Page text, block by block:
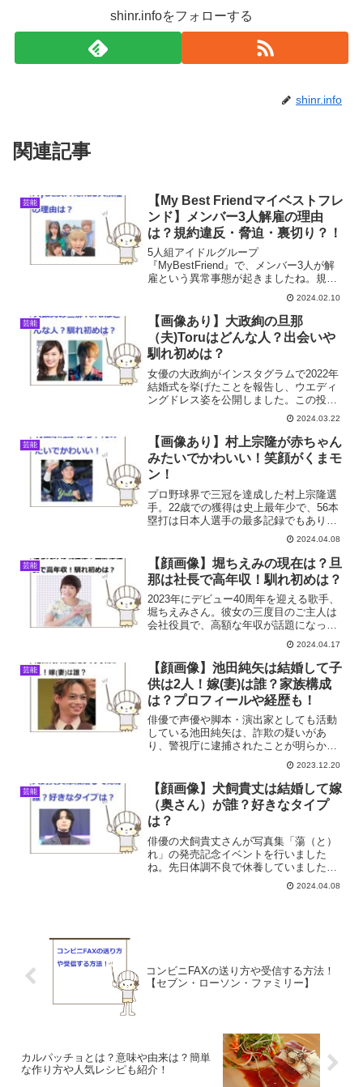
shinr.infoをフォローする
shinr.info
関連記事
芸能
【My Best Friendマイベストフレ
ンド】メンバー3人解雇の理由
は？規約違反・脅迫・裏切り？！
5人組アイドルグループ
『MyBestFriend』で、メンバー3人が解
雇という異常事態が起きましたね。規約
違反・脅迫・裏切りと衝撃的なもの。今
回はMyBestFriendメンバー3人解雇の本
当の理由について調べました。
2024.02.10
芸能
【画像あり】大政絢の旦那
（夫)Toruはどんな人？出会いや
馴れ初めは？
女優の大政絢がインスタグラムで2022年
結婚式を挙げたことを報告し、ウエディ
ングドレス姿を公開しました。この投稿
をInstagramで見るMorita(@ifitriarara)がシ
ェアした投稿大政絢の旦那（夫)Toruはど
んな人？出会いや...
2024.03.22
芸能
【画像あり】村上宗隆が赤ちゃん
みたいでかわいい！笑顔がくまモ
ン！
プロ野球界で三冠を達成した村上宗隆選
手。22歳での獲得は史上最年少で、56本
塁打は日本人選手の最多記録でもありま
す。そんな村上宗隆選手が、「赤ちゃん
みたいでかわいい！」とファンの間で話
題になりますね。今回は村上宗隆選手の
かわいい画像をまとめ...
2024.04.08
芸能
【顔画像】堀ちえみの現在は？旦
那は社長で高年収！馴れ初めは？
2023年にデビュー40周年を迎える歌手、
堀ちえみさん。彼女の三度目のご主人は
会社役員で、高額な年収が話題になって
います。堀ちえみの現在は？旦那は社長
で高年収って本当？！馴れ初めは？そこ
で今回は堀ちえみの現在や旦那について
調査しました。
2024.04.17
芸能
【顔画像】池田純矢は結婚して子
供は2人！嫁(妻)は誰？家族構成
は？プロフィールや経歴も！
俳優で声優や脚本・演出家としても活動
している池田純矢は、詐欺の疑いがあ
り、警視庁に逮捕されたことが明らかに
なりましたね。所属事務所は公式サイト
で、27日付けで池田との契約を解除した
ことを発表しました。池田純矢は結婚し
てるの？嫁は誰？子供や家...
2023.12.20
芸能
【顔画像】犬飼貴丈は結婚して嫁
（奥さん）が誰？好きなタイプ
は？
俳優の犬飼貴丈さんが写真集「蕩（と）
れ」の発売記念イベントを行いました
ね。先日体調不良で休養していました
が、無事に活動を再開できて本当によか
った。犬飼貴丈は結婚してるの？嫁（奥
2024.04.08
コンビニFAXの送り方や受信する方法！
【セブン・ローソン・ファミリー】
カルパッチョとは？意味や由来は？簡単
な作り方や人気レシピも紹介！